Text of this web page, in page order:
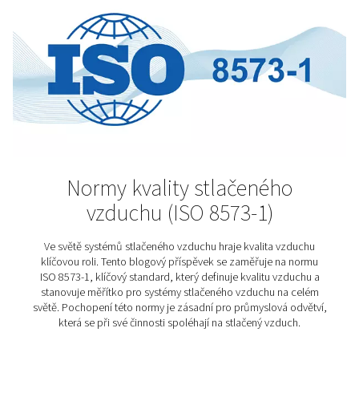
začínají u naprosto čistého stlačeného